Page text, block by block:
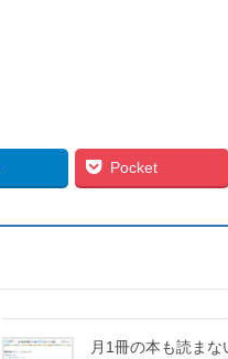
Pocket
月1冊の本も読ま